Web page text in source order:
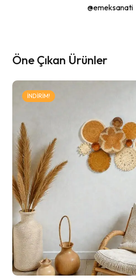
@emeksanati
Öne Çıkan Ürünler
İNDIRIM!